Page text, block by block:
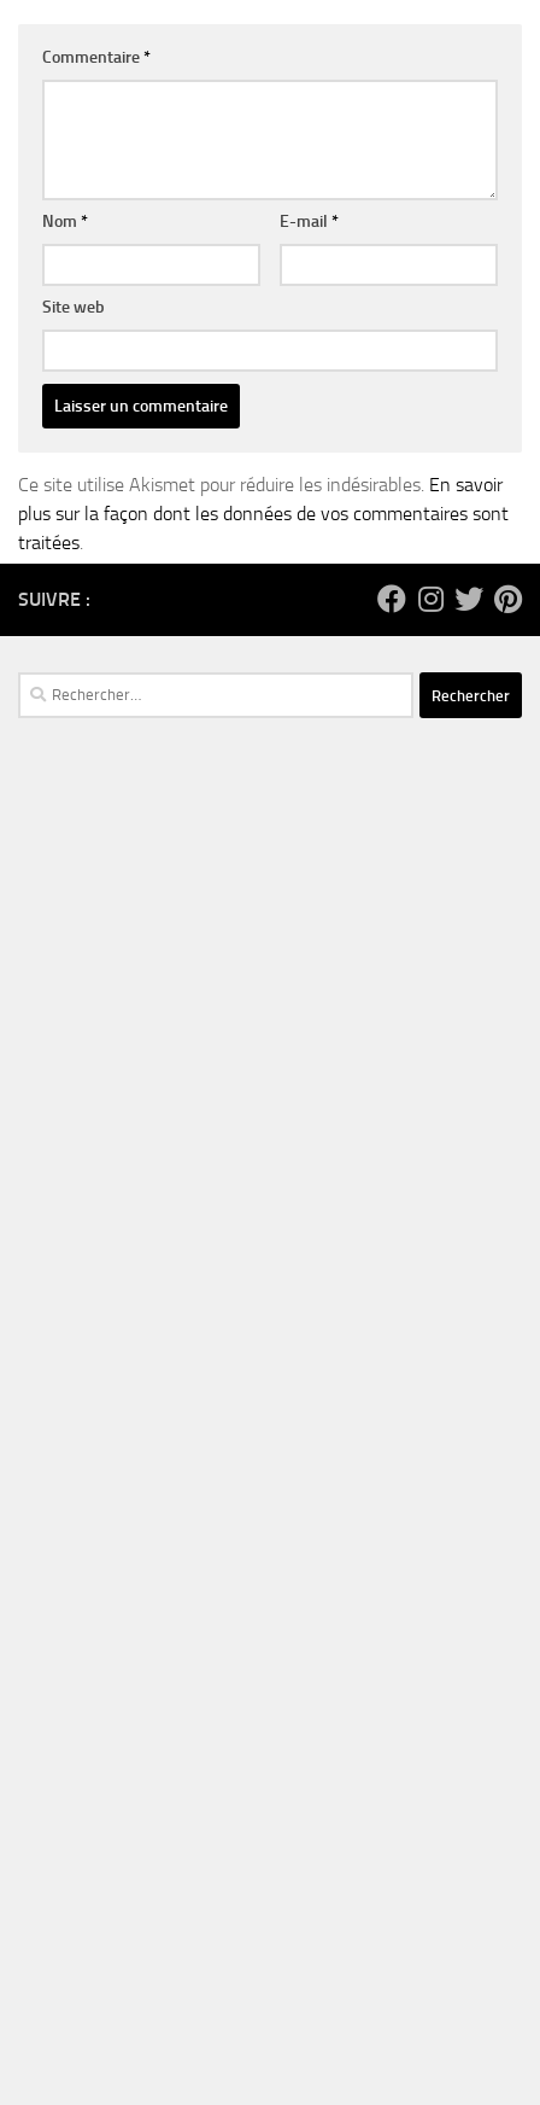
Commentaire*
Nom * E-mail *
Site web
Ce site utilise Akismet pour réduire les indésirables. En savoir
plus sur la façon dont les données de vos commentaires sont
traitées.
SUIVRE :
Rechercher :